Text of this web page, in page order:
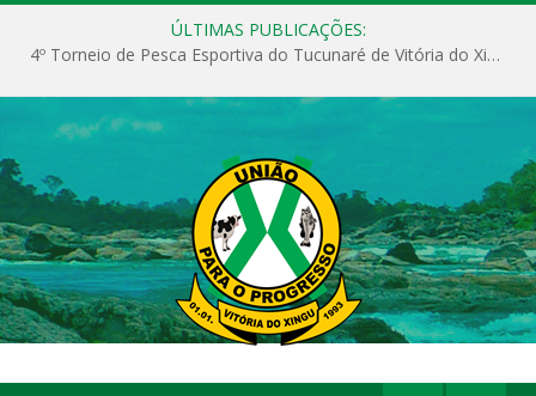
ÚLTIMAS PUBLICAÇÕES:
4º Torneio de Pesca Esportiva do Tucunaré de Vitória do Xingu